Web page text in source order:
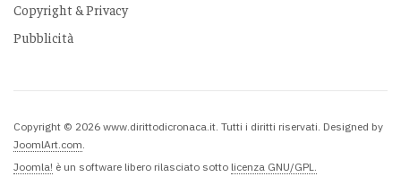
Copyright & Privacy
Pubblicità
Copyright © 2026 www.dirittodicronaca.it. Tutti i diritti riservati. Designed by
JoomlArt.com
Joomla! è un software libero rilasciato sotto licenza GNU/GPL.